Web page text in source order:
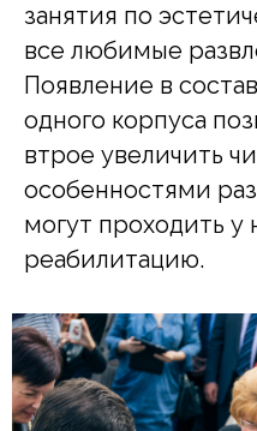
занятия по
все любимые
Появление в
одного корпуса
втрое увеличить
особенностями
могут проходить у
реабилитацию.